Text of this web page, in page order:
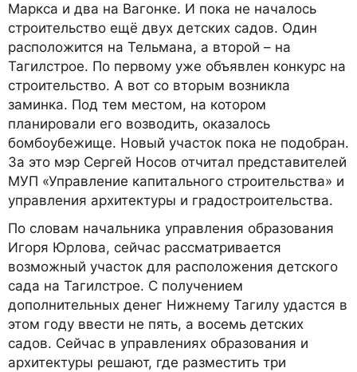
Маркса и два на Вагонке. И пока не началось
строительство ещё двух детских садов. Один
расположится на Тельмана, а второй – на
Тагилстрое. По первому уже объявлен конкурс на
строительство. А вот со вторым возникла
заминка. Под тем местом, на котором
планировали его возводить, оказалось
бомбоубежище. Новый участок пока не подобран.
За это мэр Сергей Носов отчитал представителей
МУП «Управление капитального строительства» и
управления архитектуры и градостроительства.
По словам начальника управления образования
Игоря Юрлова, сейчас рассматривается
возможный участок для расположения детского
сада на Тагилстрое. С получением
дополнительных денег Нижнему Тагилу удастся в
этом году ввести не пять, а восемь детских
садов. Сейчас в управлениях образования и
архитектуры решают, где разместить три